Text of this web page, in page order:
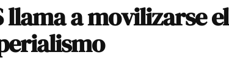
llama a movilizarse